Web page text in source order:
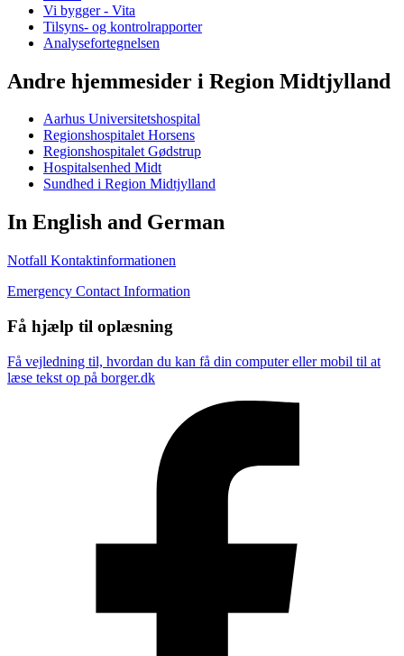
Vi bygger - Vita
Tilsyns- og kontrolrapporter
Analysefortegnelsen
Andre hjemmesider i Region Midtjylland
Aarhus Universitetshospital
Regionshospitalet Horsens
Regionshospitalet Gødstrup
Hospitalsenhed Midt
Sundhed i Region Midtjylland
In English and German
Notfall Kontaktinformationen
Emergency Contact Information
Få hjælp til oplæsning
Få vejledning til, hvordan du kan få din computer eller mobil til at
læse tekst op på borger.dk